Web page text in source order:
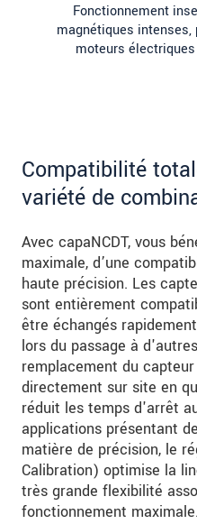
Fonctionnement
magnétiques intenses,
moteurs
Compatibilité
variété de
Avec capaNCDT, vous
maximale, d’une
haute précision. Les
sont entièrement
être échangés
lors du passage à
remplacement du
directement sur site en
réduit les temps d'arrêt
applications présentant
matière de précision, le
Calibration) optimise la
très grande flexibilité
fonctionnement maximale.